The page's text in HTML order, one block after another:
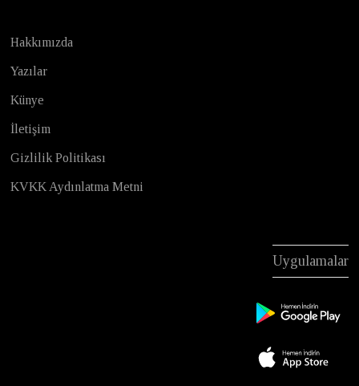
Hakkımızda
Yazılar
Künye
İletişim
Gizlilik Politikası
KVKK Aydınlatma Metni
Uygulamalar